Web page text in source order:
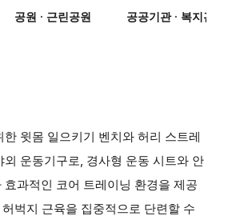
공원 · 근린공원 공공기관 · 복지관
윗몸 일으키기 벤치와 허리 스트레
외 운동기구로, 경사형 운동 시트와 안
효과적인 코어 트레이닝 환경을 제공
벅지 근육을 집중적으로 단련할 수